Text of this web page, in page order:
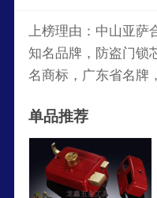
上榜理由：中山亚萨
知名品牌，防盗门锁
名商标，广东省名牌
系列产品制造基地之
单品推荐